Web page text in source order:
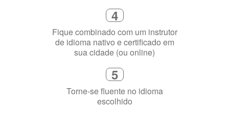
Diga-nos exatamente por que você
precisa aprender a língua
4
Fique combinado com um instrutor
de idioma nativo e certificado em
sua cidade (ou online)
5